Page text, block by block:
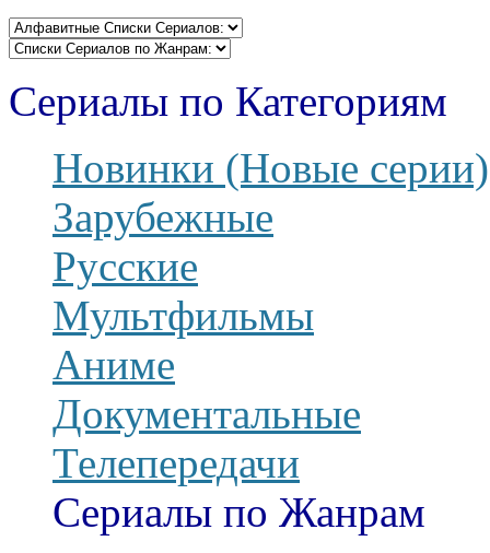
Сериалы по Категориям
Новинки (Новые серии)
Зарубежные
Русские
Мультфильмы
Аниме
Документальные
Телепередачи
Сериалы по Жанрам